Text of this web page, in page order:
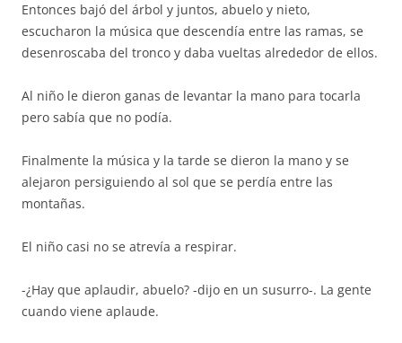
Entonces bajó del árbol y juntos, abuelo y nieto,
escucharon la música que descendía entre las ramas, se
desenroscaba del tronco y daba vueltas alrededor de ellos.
Al niño le dieron ganas de levantar la mano para tocarla
pero sabía que no podía.
Finalmente la música y la tarde se dieron la mano y se
alejaron persiguiendo al sol que se perdía entre las
montañas.
El niño casi no se atrevía a respirar.
-¿Hay que aplaudir, abuelo? -dijo en un susurro-. La gente
cuando viene aplaude.